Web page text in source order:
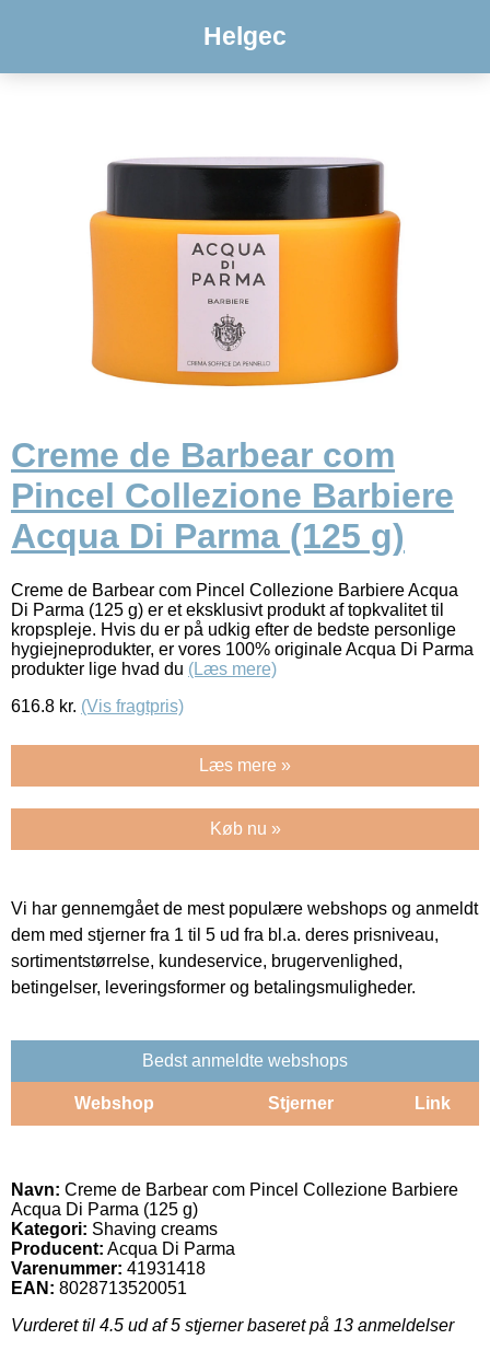
Helgec
Creme de Barbear com
Pincel Collezione Barbiere
Acqua Di Parma (125 g)
Creme de Barbear com Pincel Collezione Barbiere Acqua
Di Parma (125 g) er et eksklusivt produkt af topkvalitet til
kropspleje. Hvis du er på udkig efter de bedste personlige
hygiejneprodukter, er vores 100% originale Acqua Di Parma
produkter lige hvad du (Læs mere)
616.8 kr. (Vis fragtpris)
Læs mere »
Køb nu »
Vi har gennemgået de mest populære webshops og anmeldt
dem med stjerner fra 1 til 5 ud fra bl.a. deres prisniveau,
sortimentstørrelse, kundeservice, brugervenlighed,
betingelser, leveringsformer og betalingsmuligheder.
Bedst anmeldte webshops
Webshop Stjerner Link
Navn: Creme de Barbear com Pincel Collezione Barbiere
Acqua Di Parma (125 g)
Kategori: Shaving creams
Producent: Acqua Di Parma
Varenummer: 41931418
EAN: 8028713520051
Vurderet til 4.5 ud af 5 stjerner baseret på 13 anmeldelser